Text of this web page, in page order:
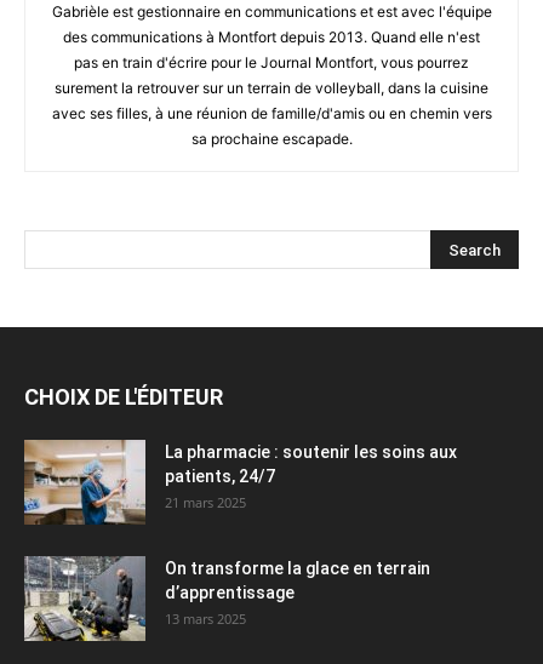
Gabrièle est gestionnaire en communications et est avec l'équipe
des communications à Montfort depuis 2013. Quand elle n'est
pas en train d'écrire pour le Journal Montfort, vous pourrez
surement la retrouver sur un terrain de volleyball, dans la cuisine
avec ses filles, à une réunion de famille/d'amis ou en chemin vers
sa prochaine escapade.
CHOIX DE L'ÉDITEUR
La pharmacie : soutenir les soins aux
patients, 24/7
21 mars 2025
On transforme la glace en terrain
d’apprentissage
13 mars 2025